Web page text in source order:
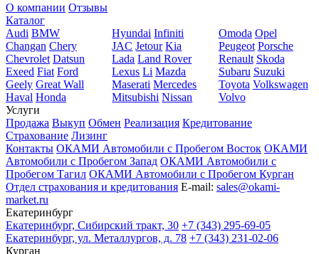
О компании Отзывы
Каталог
Audi BMW
Changan Chery
Chevrolet Datsun
Exeed Fiat Ford
Geely Great Wall
Haval Honda
Hyundai Infiniti
JAC Jetour Kia
Lada Land Rover
Lexus Li Mazda
Maserati Mercedes
Mitsubishi Nissan
Omoda Opel
Peugeot Porsche
Renault Skoda
Subaru Suzuki
Toyota Volkswagen
Volvo
Услуги
Продажа Выкуп Обмен Реализация Кредитование
Страхование Лизинг
Контакты ОКАМИ Автомобили с Пробегом Восток ОКАМИ
Автомобили с Пробегом Запад ОКАМИ Автомобили с
Пробегом Тагил ОКАМИ Автомобили с Пробегом Курган
Отдел страхования и кредитования E-mail: sales@okami-
market.ru
Екатеринбург
Екатеринбург, Сибирский тракт, 30 +7 (343) 295-69-05
Екатеринбург, ул. Металлургов, д. 78 +7 (343) 231-02-06
Курган